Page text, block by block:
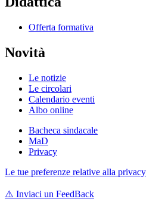
Offerta formativa
Novità
Le notizie
Le circolari
Calendario eventi
Albo online
Bacheca sindacale
MaD
Privacy
Le tue preferenze relative alla privacy
⚠️ Inviaci un FeedBack